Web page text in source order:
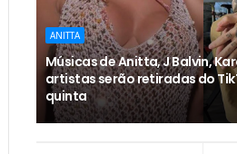
ANITTA
Músicas de Anitta, J Balvin,
artistas serão retiradas do
quinta